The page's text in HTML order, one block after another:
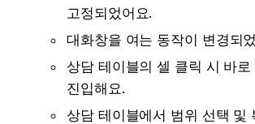
고정되었어요.
대화창을 여는 동작이 변경되
상담 테이블의 셀 클릭 시 바로
진입해요.
상담 테이블에서 범위 선택 및